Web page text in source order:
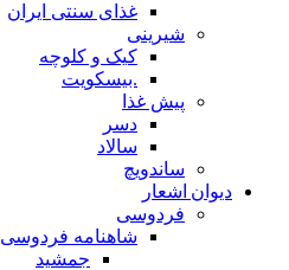
غذای سنتی ایران
شیرینی
کیک و کلوچه
.بیسکویت
پیش غذا
دسر
سالاد
ساندویچ
دیوان اشعار
فردوسی
شاهنامه فردوسی
جمشید